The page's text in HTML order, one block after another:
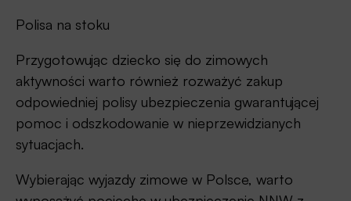
Polisa na stoku
Przygotowując dziecko się do zimowych
aktywności warto również rozważyć zakup
odpowiedniej polisy ubezpieczenia gwarantującej
pomoc i odszkodowanie w nieprzewidzianych
sytuacjach.
Wybierając wyjazdy zimowe w Polsce, warto